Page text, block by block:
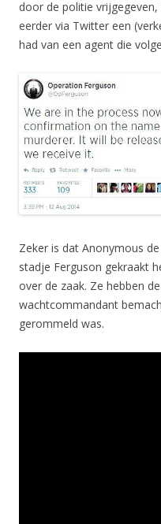
door de politie
eerder via Twitter een
had van een agent die
Zeker is dat Anonymous
stadje Ferguson gekraakt
over de zaak. Ze hebben
wachtcommandant
gerommeld was.